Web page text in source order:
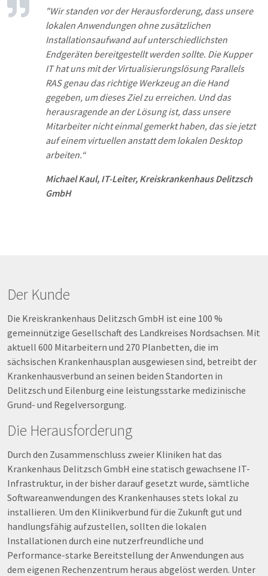
"Wir standen vor der Herausforderung, dass unsere
lokalen Anwendungen ohne zusätzlichen
Installationsaufwand auf unterschiedlichsten
Endgeräten bereitgestellt werden sollte. Die Kupper
IT hat uns mit der Virtualisierungslösung Parallels
RAS genau das richtige Werkzeug an die Hand
gegeben, um dieses Ziel zu erreichen. Und das
herausragende an der Lösung ist, dass unsere
Mitarbeiter nicht einmal gemerkt haben, das sie jetzt
auf einem virtuellen anstatt dem lokalen Desktop
arbeiten.“
Michael Kaul, IT-Leiter, Kreiskrankenhaus Delitzsch
GmbH
Der Kunde
Die Kreiskrankenhaus Delitzsch GmbH ist eine 100 %
gemeinnützige Gesellschaft des Landkreises Nordsachsen. Mit
aktuell 600 Mitarbeitern und 270 Planbetten, die im
sächsischen Krankenhausplan ausgewiesen sind, betreibt der
Krankenhausverbund an seinen beiden Standorten in
Delitzsch und Eilenburg eine leistungsstarke medizinische
Grund- und Regelversorgung.
Die Herausforderung
Durch den Zusammenschluss zweier Kliniken hat das
Krankenhaus Delitzsch GmbH eine statisch gewachsene IT-
Infrastruktur, in der bisher darauf gesetzt wurde, sämtliche
Softwareanwendungen des Krankenhauses stets lokal zu
installieren. Um den Klinikverbund für die Zukunft gut und
handlungsfähig aufzustellen, sollten die lokalen
Installationen durch eine nutzerfreundliche und
Performance-starke Bereitstellung der Anwendungen aus
dem eigenen Rechenzentrum heraus abgelöst werden. Unter